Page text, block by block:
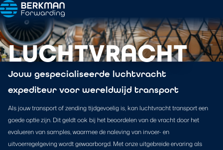
LUCHTVRACHT
Jouw gespecialiseerde luchtvracht
expediteur voor wereldwijd transport
Als jouw transport of zending tijdgevoelig is, kan luchtvracht transport een
goede optie zijn. Dit geldt ook bij het beoordelen van de vracht door het
evalueren van samples, waarmee de naleving van invoer- en
uitvoerregelgeving wordt gewaarborgd. Met onze uitgebreide ervaring als